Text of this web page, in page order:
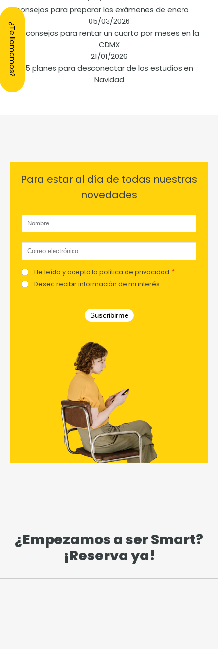
6 consejos para preparar los exámenes de enero
05/03/2026
5 consejos para rentar un cuarto por meses en la
CDMX
21/01/2026
5 planes para desconectar de los estudios en
Navidad
Para estar al día de todas nuestras
novedades
He leído y acepto la política de privacidad *
Deseo recibir información de mi interés
Suscribirme
¿Empezamos a ser Smart?
¡Reserva ya!
¿Te llamamos?